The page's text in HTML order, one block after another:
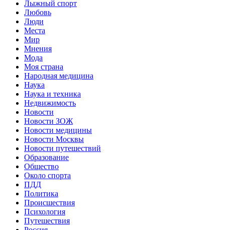
Лыжный спорт
Любовь
Люди
Места
Мир
Мнения
Мода
Моя страна
Народная медицина
Наука
Наука и техника
Недвижимость
Новости
Новости ЗОЖ
Новости медицины
Новости Москвы
Новости путешествий
Образование
Общество
Около спорта
ПДД
Политика
Происшествия
Психология
Путешествия